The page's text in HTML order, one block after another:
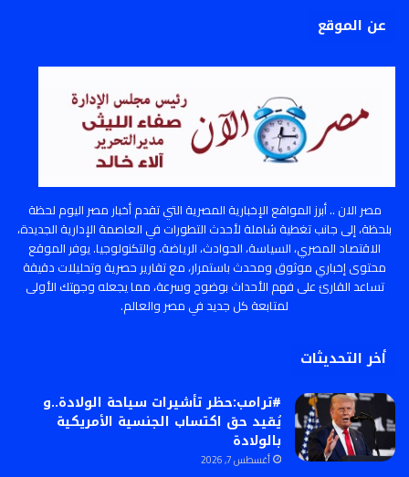
عن الموقع
مصر الان .. أبرز المواقع الإخبارية المصرية التي تقدم أخبار مصر اليوم لحظة
بلحظة، إلى جانب تغطية شاملة لأحدث التطورات في العاصمة الإدارية الجديدة،
الاقتصاد المصري، السياسة، الحوادث، الرياضة، والتكنولوجيا. يوفر الموقع
محتوى إخباري موثوق ومحدث باستمرار، مع تقارير حصرية وتحليلات دقيقة
تساعد القارئ على فهم الأحداث بوضوح وسرعة، مما يجعله وجهتك الأولى
لمتابعة كل جديد في مصر والعالم.
أخر التحديثات
#ترامب:حظر تأشيرات سياحة الولادة..و
يُقيد حق اكتساب الجنسية الأمريكية
بالولادة
أغسطس 7, 2026